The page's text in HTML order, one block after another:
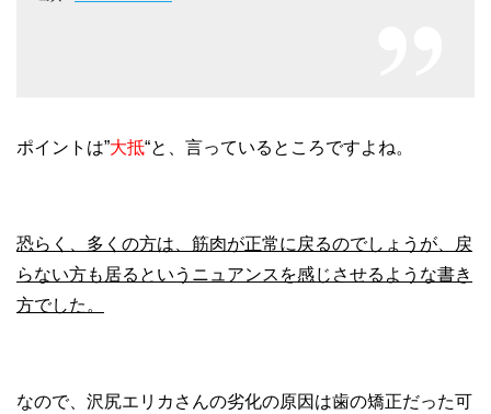
ポイントは”大抵“と、言っているところですよね。
恐らく、多くの方は、筋肉が正常に戻るのでしょうが、戻
らない方も居るというニュアンスを感じさせるような書き
方でした。
なので、沢尻エリカさんの劣化の原因は歯の矯正だった可